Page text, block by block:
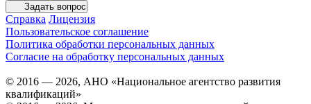
Задать вопрос
Справка Лицензия
Пользовательское соглашение
Политика обработки персональных данных
Согласие на обработку персональных данных
© 2016 — 2026, АНО «Национальное агентство развития
квалификаций»